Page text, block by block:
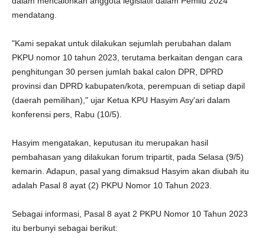
mendatang.
"Kami sepakat untuk dilakukan sejumlah perubahan dalam
PKPU nomor 10 tahun 2023, terutama berkaitan dengan cara
penghitungan 30 persen jumlah bakal calon DPR, DPRD
provinsi dan DPRD kabupaten/kota, perempuan di setiap dapil
(daerah pemilihan)," ujar Ketua KPU Hasyim Asy'ari dalam
konferensi pers, Rabu (10/5).
Hasyim mengatakan, keputusan itu merupakan hasil
pembahasan yang dilakukan forum tripartit, pada Selasa (9/5)
kemarin. Adapun, pasal yang dimaksud Hasyim akan diubah itu
adalah Pasal 8 ayat (2) PKPU Nomor 10 Tahun 2023.
Sebagai informasi, Pasal 8 ayat 2 PKPU Nomor 10 Tahun 2023
itu berbunyi sebagai berikut: